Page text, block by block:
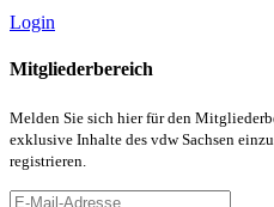
Login
Mitgliederbereich
Melden Sie sich hier für den
exklusive Inhalte des vdw Sachsen
registrieren.